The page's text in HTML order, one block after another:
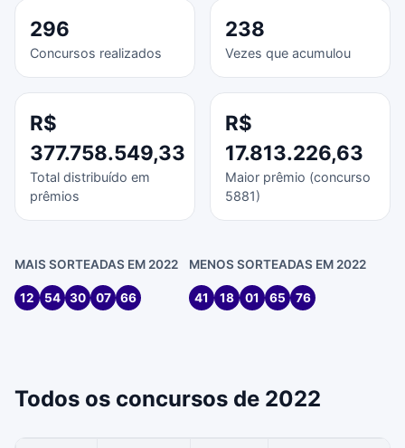
296
Concursos realizados
238
Vezes que acumulou
R$
377.758.549,33
Total distribuído em
prêmios
R$
17.813.226,63
Maior prêmio (concurso
5881)
MAIS SORTEADAS EM 2022
12 54 30 07 66
MENOS SORTEADAS EM 2022
41 18 01 65 76
Todos os concursos de 2022